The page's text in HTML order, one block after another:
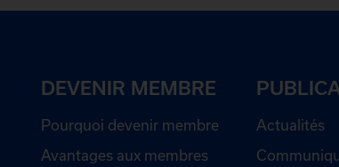
DEVENIR MEMBRE
Pourquoi devenir membre
Avantages aux membres
Actualités